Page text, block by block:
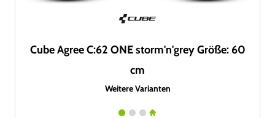
Cube Agree C:62 ONE storm'n'grey Größe: 60
cm
Weitere Varianten